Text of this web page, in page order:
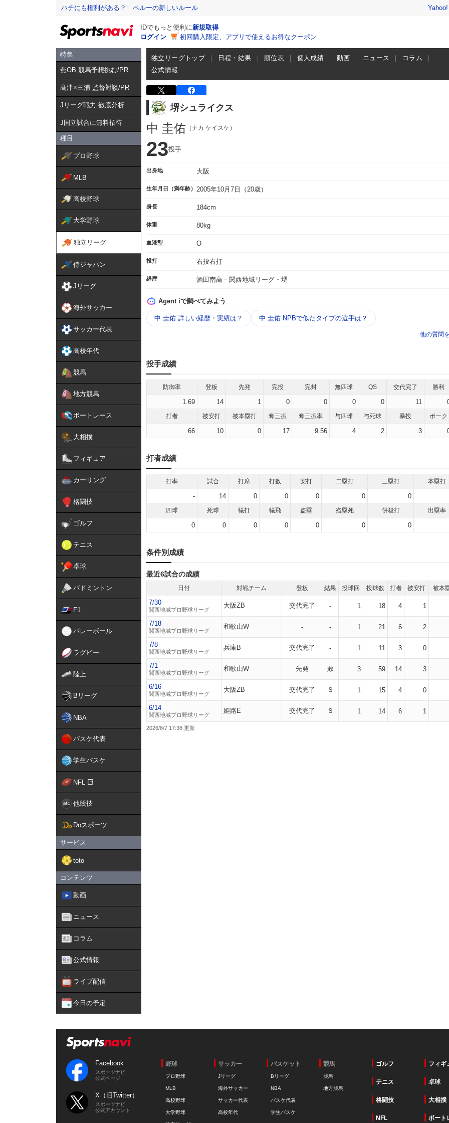
ハチにも権利がある？ ペルーの新しいルール
IDでもっと便利に新規取得
ログイン
初回購入限定、アプリで使えるお得なクーポン
特集
燕OB 競馬予想挑む/PR
髙津×三浦 監督対談/PR
Jリーグ戦力 徹底分析
J国立試合に無料招待
種目
プロ野球
MLB
高校野球
大学野球
独立リーグ
侍ジャパン
Jリーグ
海外サッカー
サッカー代表
高校年代
競馬
地方競馬
ボートレース
大相撲
フィギュア
カーリング
格闘技
ゴルフ
テニス
卓球
バドミントン
F1
バレーボール
ラグビー
陸上
Bリーグ
NBA
バスケ代表
学生バスケ
NFL
他競技
Doスポーツ
サービス
toto
コンテンツ
動画
ニュース
コラム
公式情報
ライブ配信
今日の予定
独立リーグトップ 日程・結果 順位表 個人成績 動画 ニュース
コラム
公式情報
堺シュライクス
中 圭佑 （ナカ ケイスケ）
23投手
出身地 大阪
生年月日（満年齢） 2005年10月7日（20歳）
身長 184cm
体重 80kg
血液型 O
投打 右投右打
経歴 酒田南高－関西地域リーグ・堺
Agent iで調べてみよう
中 圭佑 詳しい経歴・実績は？ 中 圭佑 NPBで似たタイプの選手は？
他の質問
投手成績
防御率 登板 先発 完投 完封 無四球 QS 交代完了 勝利
1.69 14 1 0 0 0 0 11
打者 被安打 被本塁打 奪三振 奪三振率 与四球 与死球 暴投 ボーク
66 10 0 17 9.56 4 2 3
打者成績
打率 試合 打席 打数 安打 二塁打 三塁打 本塁打
- 14 0 0 0 0 0
四球 死球 犠打 犠飛 盗塁 盗塁死 併殺打 出塁率
0 0 0 0 0 0 0
条件別成績
最近6試合の成績
日付 対戦チーム 登板 結果 投球回 投球数 打者 被安打 被本
7/30
関西地域プロ野球リーグ
大阪ZB 交代完了 - 1 18 4 1
7/18
関西地域プロ野球リーグ
和歌山W - - 1 21 6 2
7/8
関西地域プロ野球リーグ
兵庫B 交代完了 - 1 11 3 0
7/1
関西地域プロ野球リーグ
和歌山W 先発 敗 3 59 14 3
6/16
関西地域プロ野球リーグ
大阪ZB 交代完了 Ｓ 1 15 4 0
6/14
関西地域プロ野球リーグ
姫路E 交代完了 Ｓ 1 14 6 1
2026/8/7 17:38
Facebook
スポーツナビ
公式ページ
X（旧Twitter）
スポーツナビ
公式アカウント
野球
プロ野球
MLB
高校野球
大学野球
サッカー
Jリーグ
海外サッカー
サッカー代表
高校年代
バスケット
Bリーグ
NBA
バスケ代表
学生バスケ
競馬
競馬
地方競馬
ゴルフ フィギ
テニス 卓球
格闘技 大相撲
NFL ボート